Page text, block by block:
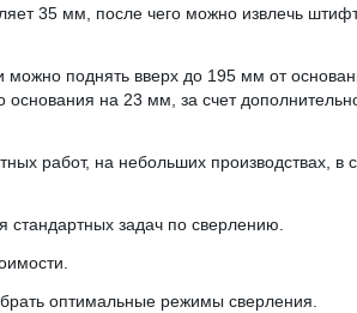
35 мм, после чего можно извлечь
поднять вверх до 195 мм от
основания на 23 мм, за счет
работ, на небольших производствах, в
задач по сверлению.
оптимальные режимы сверления.